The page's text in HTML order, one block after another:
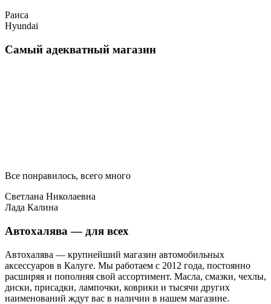
Раиса
Hyundai
Самый адекватный магазин
Все понравилось, всего много
Светлана Николаевна
Лада Калина
Автохалява — для всех
Автохалява — крупнейший магазин автомобильных
аксессуаров в Калуге. Мы работаем с 2012 года, постоянно
расширяя и пополняя свой ассортимент. Масла, смазки, чехлы,
диски, присадки, лампочки, коврики и тысячи других
наименований ждут вас в наличии в нашем магазине.